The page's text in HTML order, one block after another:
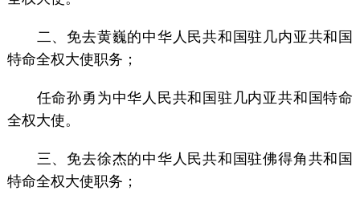
二、免去黄巍的中华人民共和国驻几内亚共和国
特命全权大使职务；
任命孙勇为中华人民共和国驻几内亚共和国特命
全权大使。
三、免去徐杰的中华人民共和国驻佛得角共和国
特命全权大使职务；